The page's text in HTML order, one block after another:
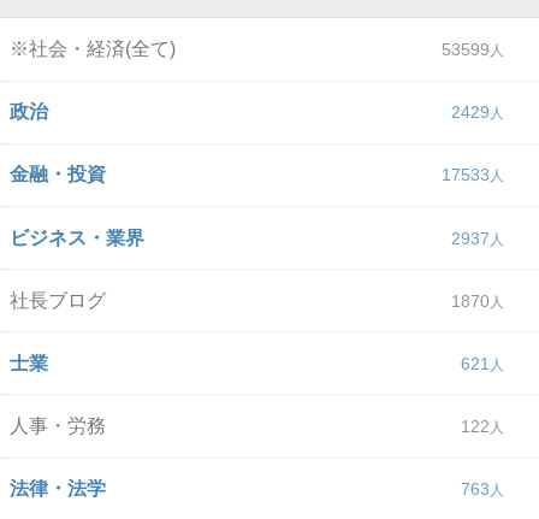
※社会・経済(全て) 53599
政治 2429
金融・投資 17533
ビジネス・業界 2937
社長ブログ 1870
士業 621
人事・労務 122
法律・法学 763